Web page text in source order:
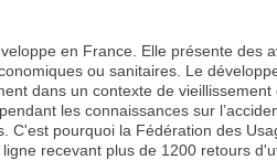
en France. Elle présente des
ou sanitaires. Le
dans un contexte de
les connaissances sur
C'est pourquoi la Fédération des
recevant plus de 1200 retours